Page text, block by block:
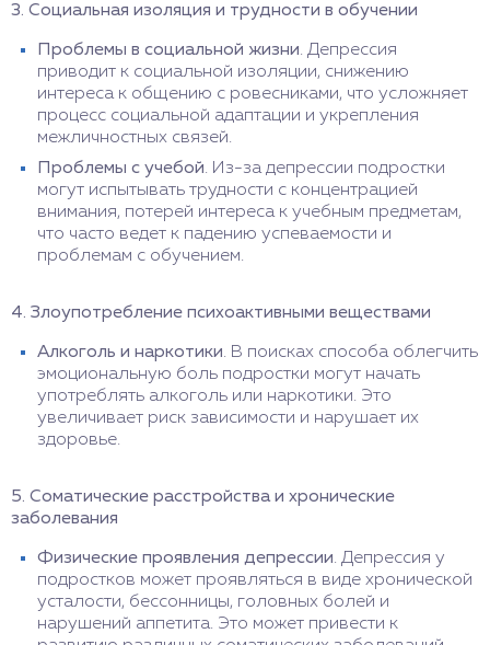
3. Социальная изоляция и трудности в обучении
Проблемы в социальной жизни. Депрессия
приводит к социальной изоляции, снижению
интереса к общению с ровесниками, что усложняет
процесс социальной адаптации и укрепления
межличностных связей.
Проблемы с учебой. Из-за депрессии подростки
могут испытывать трудности с концентрацией
внимания, потерей интереса к учебным предметам,
что часто ведет к падению успеваемости и
проблемам с обучением.
4. Злоупотребление психоактивными веществами
Алкоголь и наркотики. В поисках способа облегчить
эмоциональную боль подростки могут начать
употреблять алкоголь или наркотики. Это
увеличивает риск зависимости и нарушает их
здоровье.
5. Соматические расстройства и хронические
заболевания
Физические проявления депрессии. Депрессия у
подростков может проявляться в виде хронической
усталости, бессонницы, головных болей и
нарушений аппетита. Это может привести к